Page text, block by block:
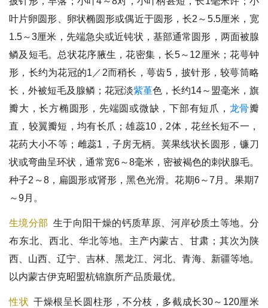
叶片卵圆形、卵状椭圆形或偶近于圆形，长2～5.5厘米，宽
1.5～3厘米，先端急尖或近钝状，基部通常圆形，两面被腺
鳞及短毛。总状花序腋生，花密集，长5～12厘米；花萼钟
形，长约为花冠的1／2而稍长，萼齿5，披针形，较萼筒略
长，外被短毛及腺鳞；花冠淡紫堇色，长约14～盟毫米，旗
瓣大，长方椭圆形，先端圆或微缺，下部有短爪， 龙骨瓣
直，较翼瓣短，均有长爪；雄蕊10，2体，花丝长短不一，
花药大小不等；雌蕊1，子房无柄。荚果线状长圆形，镰刀
状或弯曲呈环状，通常宽6～8毫米，密被褐色的刺状腺毛。
种子2～8，扁圆形或肾形，黑色光滑。花期6～7月。果期7
～9月。
生境分部 生于向阳干燥的钙质草原、河岸砂质土等地。分
布东北、西北、华北等地。主产内蒙古、甘肃；其次为陕
西、山西、辽宁、吉林、黑龙江、河北、青海、新疆等地。
以内蒙古伊克昭盟杭锦旗所产品质最优。
性状 干燥根呈长圆柱形，不分枝，多截成长30～120厘米